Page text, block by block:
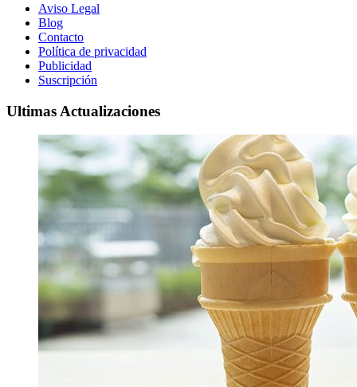
Aviso Legal
Blog
Contacto
Política de privacidad
Publicidad
Suscripción
Ultimas Actualizaciones